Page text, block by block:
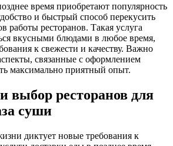
время приобретают популярность
и быстрый способ перекусить
работы ресторанов. Такая услуга
вкусными блюдами в любое время,
к свежести и качеству. Важно
связанные с оформлением
максимально приятный опыт.
выбор ресторанов для
суши
диктует новые требования к